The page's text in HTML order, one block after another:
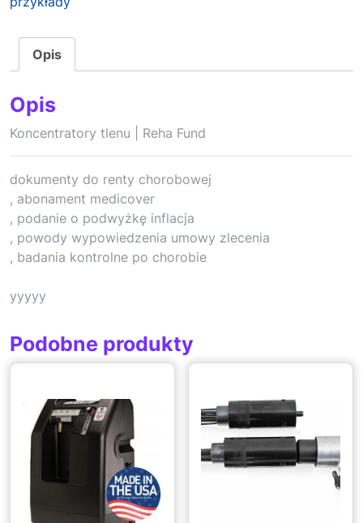
Opis
Opis
Koncentratory tlenu | Reha Fund
dokumenty do renty chorobowej
, abonament medicover
, podanie o podwyżkę inflacja
, powody wypowiedzenia umowy zlecenia
, badania kontrolne po chorobie
yyyyy
Podobne produkty